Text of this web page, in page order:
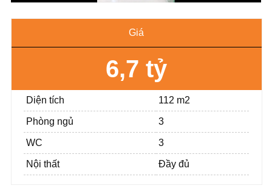
Giá
6,7 tỷ
Diện tích 112 m2
Phòng ngủ 3
WC 3
Nội thất Đầy đủ